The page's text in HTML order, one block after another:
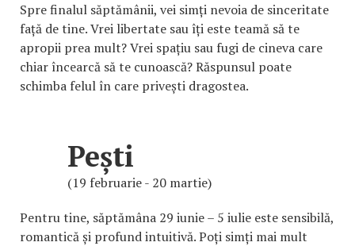
Spre finalul săptămânii, vei simți nevoia de sinceritate
față de tine. Vrei libertate sau îți este teamă să te
apropii prea mult? Vrei spațiu sau fugi de cineva care
chiar încearcă să te cunoască? Răspunsul poate
schimba felul în care privești dragostea.
Pești
(19 februarie - 20 martie)
Pentru tine, săptămâna 29 iunie – 5 iulie este sensibilă,
romantică și profund intuitivă. Poți simți mai mult